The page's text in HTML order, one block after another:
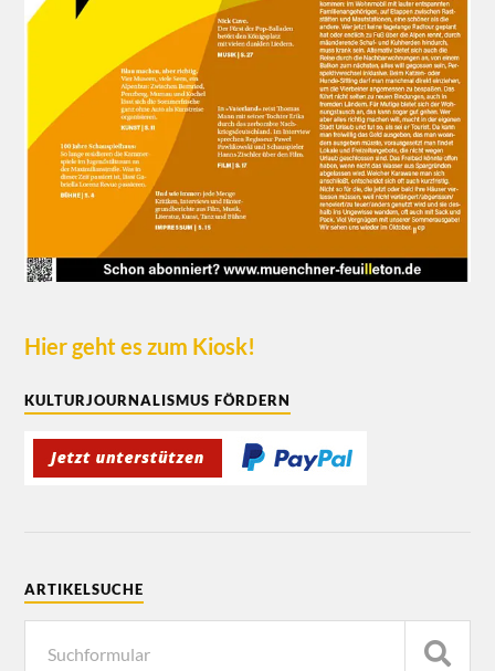
Hier geht es zum Kiosk!
KULTURJOURNALISMUS FÖRDERN
ARTIKELSUCHE